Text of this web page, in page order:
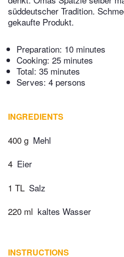
süddeutscher Tradition.
gekaufte Produkt.
Preparation: 10 minutes
Cooking: 25 minutes
Total: 35 minutes
Serves: 4 persons
INGREDIENTS
400 g Mehl
4 Eier
1 TL Salz
220 ml kaltes Wasser
INSTRUCTIONS